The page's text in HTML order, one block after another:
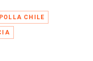
POLLA CHILE